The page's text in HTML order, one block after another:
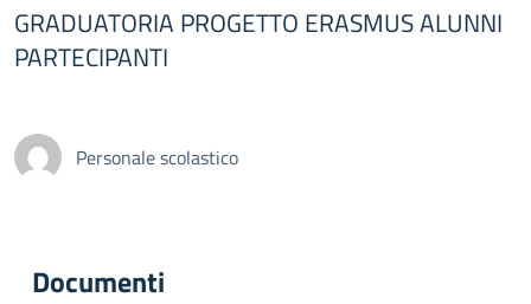
GRADUATORIA PROGETTO ERASMUS ALUNNI
PARTECIPANTI
Personale scolastico
Documenti